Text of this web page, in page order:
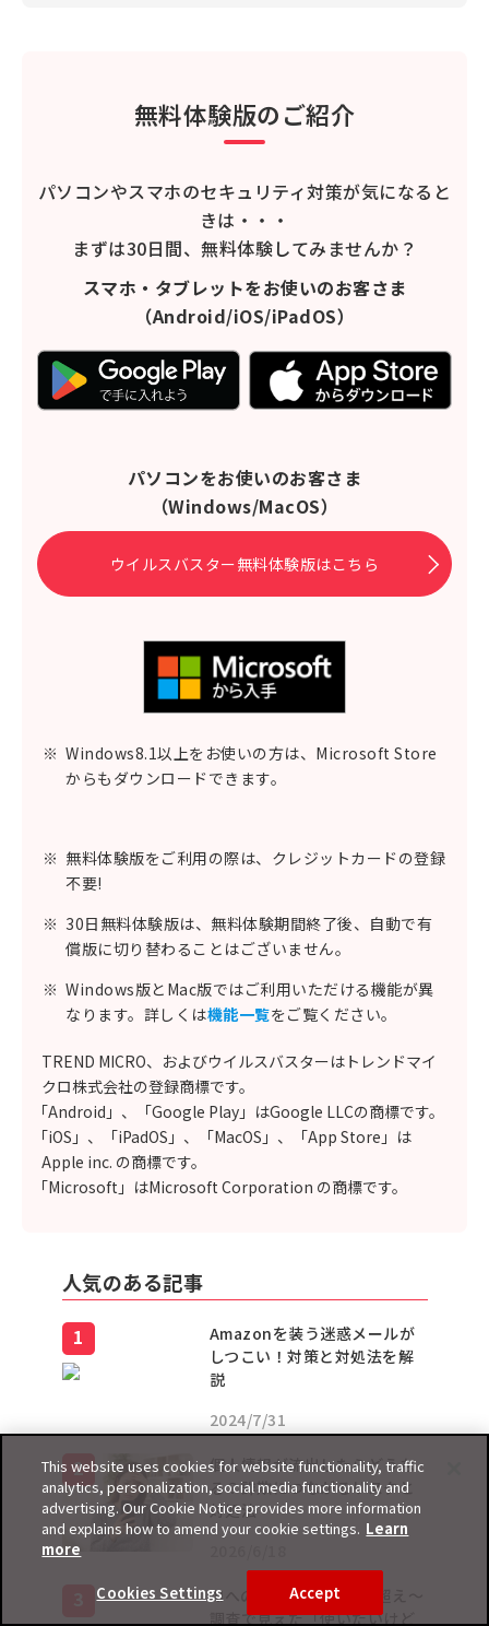
無料体験版のご紹介
パソコンやスマホのセキュリティ対策が気になると
きは・・・
まずは30日間、無料体験してみませんか？
スマホ・タブレットをお使いのお客さま
（Android/iOS/iPadOS）
パソコンをお使いのお客さま
（Windows/MacOS）
ウイルスバスター無料体験版はこちら
※ Windows8.1以上をお使いの方は、Microsoft Store
からもダウンロードできます。
※ 無料体験版をご利用の際は、クレジットカードの登録
不要!
※ 30日無料体験版は、無料体験期間終了後、自動で有
償版に切り替わることはございません。
※ Windows版とMac版ではご利用いただける機能が異
なります。詳しくは機能一覧をご覧ください。
TREND MICRO、およびウイルスバスターはトレンドマイ
クロ株式会社の登録商標です。
「Android」、「Google Play」はGoogle LLCの商標です。
「iOS」、「iPadOS」、「MacOS」、「App Store」は
Apple inc. の商標です。
「Microsoft」はMicrosoft Corporation の商標です。
人気のある記事
Amazonを装う迷惑メールが
しつこい！対策と対処法を解
説
2024/7/31
個人情報が流出したらどうな
る？詐欺につながるリスクと
対処法
AIへの期待も不安も9割超え〜
調査で見えた「使いたいけど
This website uses cookies for website functionality, traffic
analytics, personalization, social media functionality and
advertising. Our Cookie Notice provides more information
and explains how to amend your cookie settings. Learn
more
Cookies Settings Accept